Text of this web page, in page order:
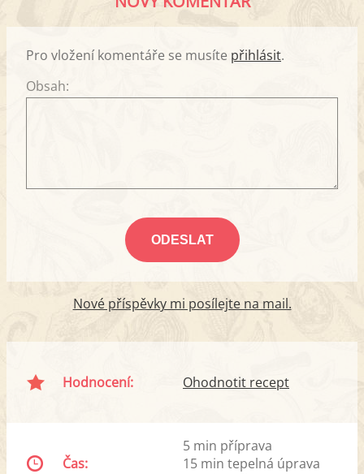
Pro vložení komentáře se musíte přihlásit.
Obsah:
Nové příspěvky mi posílejte na mail.
Hodnocení: Ohodnotit recept
Čas:
5 min příprava
15 min tepelná úprava